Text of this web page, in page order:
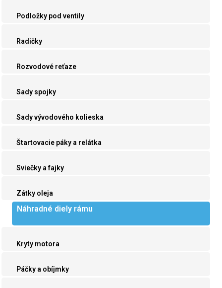
Podložky pod ventily
Radičky
Rozvodové reťaze
Sady spojky
Sady vývodového kolieska
Štartovacie páky a relátka
Sviečky a fajky
Zátky oleja
Náhradné diely rámu
Kryty motora
Páčky a obíjmky